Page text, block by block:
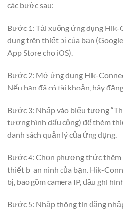
các bước sau:
Bước 1: Tải xuống ứng dụng
dụng trên thiết bị của bạn
App Store cho iOS).
Bước 2: Mở ứng dụng Hik-
Nếu bạn đã có tài khoản, hãy
Bước 3: Nhấp vào biểu tượng
tượng hình dấu cộng) để thêm
danh sách quản lý của ứng dụng.
Bước 4: Chọn phương thức
thiết bị an ninh của bạn. Hik-
bị, bao gồm camera IP, đầu ghi
Bước 5: Nhập thông tin đăng